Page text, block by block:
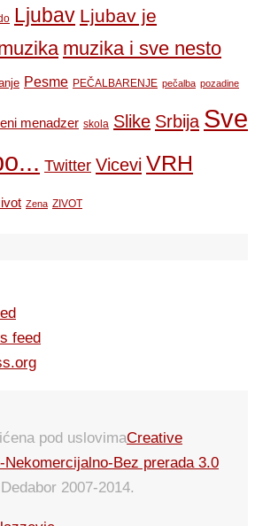
Ljubav Ljubav je
muzika i sve nesto
Pesme PEČALBARENJE pečalba pozadine
menadzer skola Slike Srbija Sve
Twitter Vicevi VRH
Zena ZIVOT
feed
pod uslovimaCreative
Bez prerada 3.0
2007-2014.